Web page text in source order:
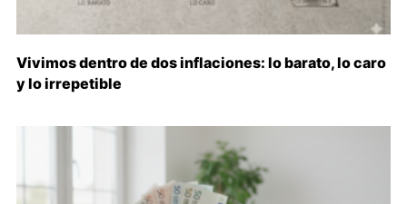
Vivimos dentro de dos inflaciones: lo barato, lo caro
y lo irrepetible